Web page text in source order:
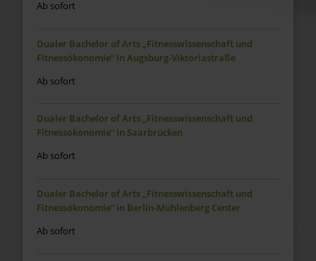
Ab sofort
Dualer Bachelor of Arts „Fitnesswissenschaft und
Fitnessökonomie“ in Augsburg-Viktoriastraße
Ab sofort
Dualer Bachelor of Arts „Fitnesswissenschaft und
Fitnessökonomie“ in Saarbrücken
Ab sofort
Dualer Bachelor of Arts „Fitnesswissenschaft und
Fitnessökonomie“ in Berlin-Mühlenberg Center
Ab sofort